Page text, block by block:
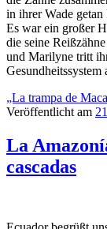
in ihrer Wade
Es war ein großer
die seine
und Marilyne tritt
Gesundheitssystem
„La trampa de
Veröffentlicht am
La
cascadas